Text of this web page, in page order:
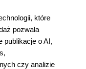
które
pozwala
publikacje o AI,
czy analizie